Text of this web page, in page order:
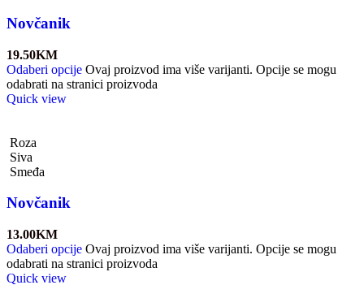
Novčanik
19.50KM
Odaberi opcije Ovaj proizvod ima više varijanti. Opcije se mogu
odabrati na stranici proizvoda
Quick view
Roza
Siva
Smeđa
Novčanik
13.00KM
Odaberi opcije Ovaj proizvod ima više varijanti. Opcije se mogu
odabrati na stranici proizvoda
Quick view